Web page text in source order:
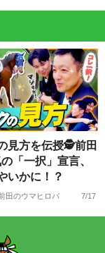
見方を伝授🕵前田
「一択」宣言、
いかに！？
田のウマヒロバ 7/17